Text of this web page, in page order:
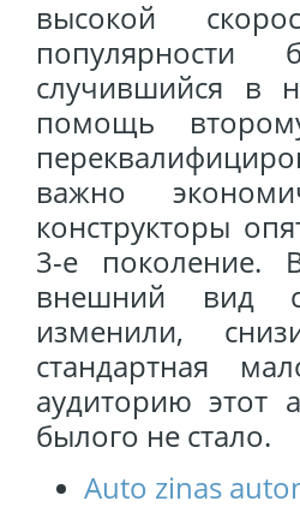
высокой
популярности
случившийся в
помощь
важно
конструкторы
3-е поколение.
внешний вид
изменили,
стандартная
аудиторию этот
былого не стало.
Auto zinas